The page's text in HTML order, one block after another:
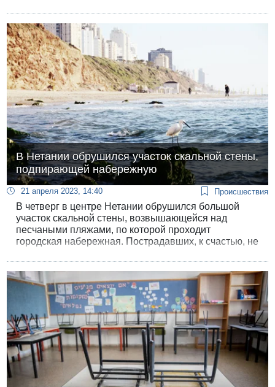
поминовения. «Наши сыновья погибли за
демократическое государство, они верили, что
однажды здесь наступит мир и равенство».
В Нетании обрушился участок скальной стены,
подпирающей набережную
21 апреля 2023, 14:40 Происшествия
В четверг в центре Нетании обрушился большой
участок скальной стены, возвышающейся над
песчаными пляжами, по которой проходит
городская набережная. Пострадавших, к счастью, не
насколько серьезная угроза обрушения скальной
гряды, которая считается самой опасной в Израиле.